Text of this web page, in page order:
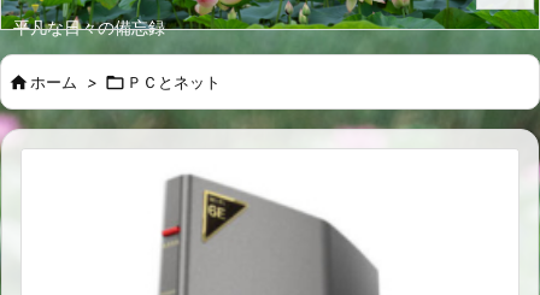
平凡な日々の備忘録 
メニュ

ホーム >  ＰＣとネット